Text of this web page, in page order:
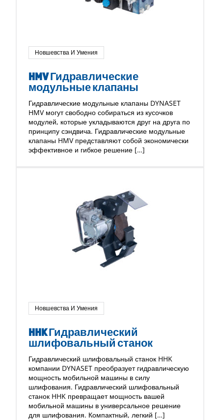
Новшевства И Умения
HMV Гидравлические
модульные клапаны
Гидравлические модульные клапаны DYNASET
HMV могут свободно собираться из кусочков
модулей, которые укладываются друг на друга по
принципу сэндвича. Гидравлические модульные
клапаны HMV представляют собой экономически
эффективное и гибкое решение […]
Новшевства И Умения
HHK Гидравлический
шлифовальный станок
Гидравлический шлифовальный станок HHK
компании DYNASET преобразует гидравлическую
мощность мобильной машины в силу
шлифования. Гидравлический шлифовальный
станок HHK превращает мощность вашей
мобильной машины в универсальное решение
для шлифования. Компактный, легкий […]